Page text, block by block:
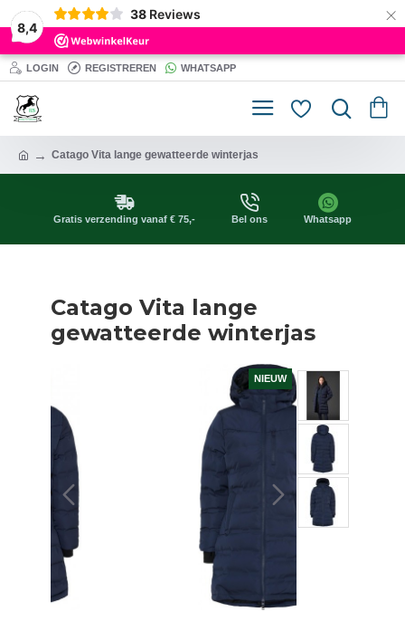
8,4
38 Reviews ×
LOGIN REGISTREREN WHATSAPP
Catago Vita lange gewatteerde winterjas
Gratis verzending vanaf € 75,- Bel ons Whatsapp
Catago Vita lange
gewatteerde winterjas
NIEUW